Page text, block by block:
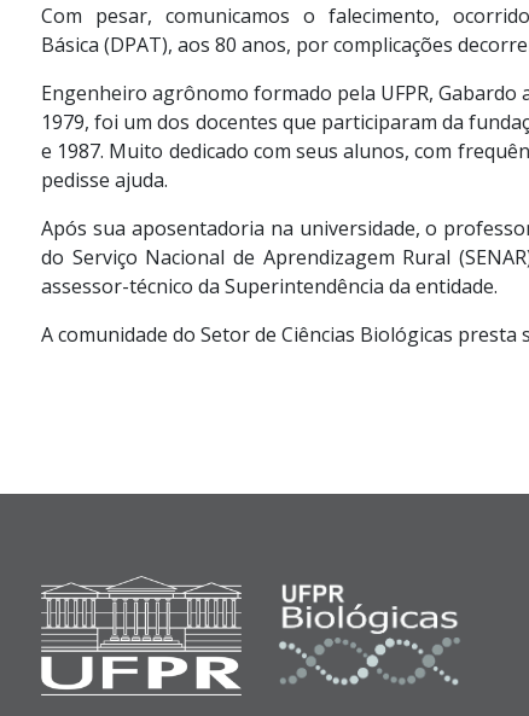
Com pesar, comunicamos o falecimento, ocorrido
Básica (DPAT), aos 80 anos, por complicações
Engenheiro agrônomo formado pela UFPR,
1979, foi um dos docentes que participaram da
e 1987. Muito dedicado com seus alunos, com
pedisse ajuda.
Após sua aposentadoria na universidade, o
do Serviço Nacional de Aprendizagem Rural
assessor-técnico da Superintendência da entidade.
A comunidade do Setor de Ciências Biológicas